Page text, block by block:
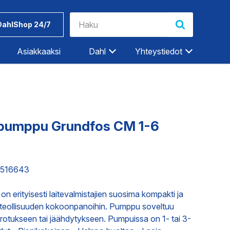
24/7
Salo
Vantaa
Asiakkaaksi Dahl Yhteystiedot
Grundfos CM 1-6
erityisesti laitevalmistajien suosima kompakti ja
kokoonpanoihin. Pumppu soveltuu
tai jäähdytykseen. Pumpuissa on 1- tai 3-